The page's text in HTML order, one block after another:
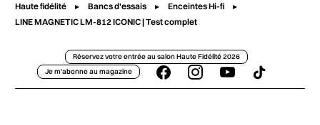
Haute fidélité Bancs d'essais
Enceintes Hi-fi
LINE MAGNETIC LM-812 ICONIC | Test complet
Réservez votre entrée au salon Haute Fidélité 2026
Je m'abonne au magazine